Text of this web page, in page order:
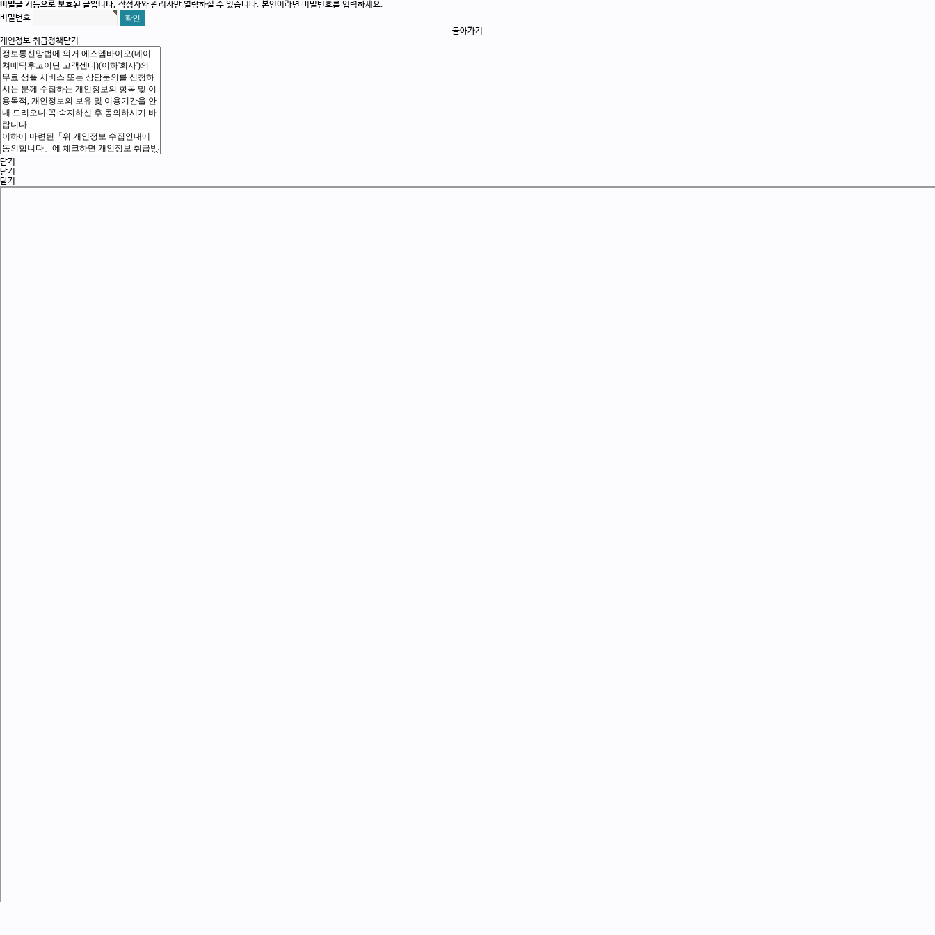
비밀글 기능으로 보호된 글입니다. 작성자와 관리자만 열람하실 수 있습니다. 본인이라면 비밀번호를 입력하세요.
비밀번호
돌아가기
개인정보 취급정책닫기
닫기
닫기
닫기